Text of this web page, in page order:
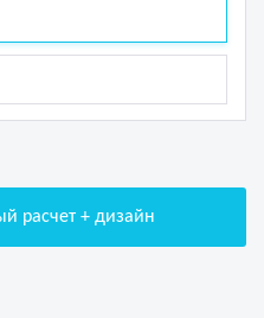
расчет + дизайн